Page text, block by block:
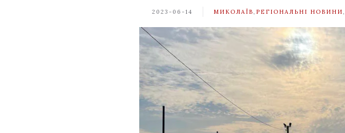
2023-06-14 МИКОЛАЇВ РЕГІОНАЛЬНІ НОВИНИ